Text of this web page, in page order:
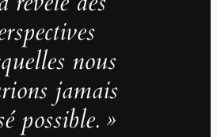
nous
jamais
possible. »